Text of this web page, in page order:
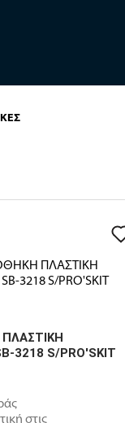
3218 S/PRO'SKIT
στις